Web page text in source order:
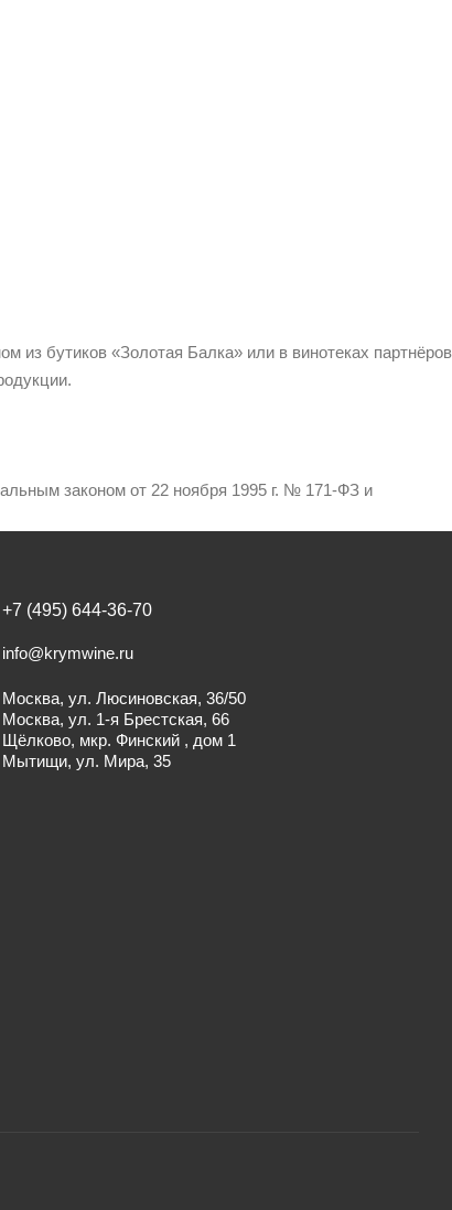
из бутиков «Золотая Балка» или в винотеках партнёров
законом от 22 ноября 1995 г. № 171-ФЗ и
+7 (495) 644-36-70
info@krymwine.ru
Москва, ул. Люсиновская, 36/50
Москва, ул. 1-я Брестская, 66
Щёлково, мкр. Финский , дом 1
Мытищи, ул. Мира, 35